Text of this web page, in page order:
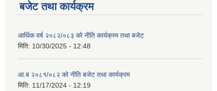
बजेट तथा कार्यक्रम
आर्थिक वर्ष २०८२/०८३ को नीति कार्यक्रम तथा बजेट
मिति: 10/30/2025 - 12:48
आ.ब २०८१/०८२ को नीति बजेट तथा कार्यक्रम
मिति: 11/17/2024 - 12:19